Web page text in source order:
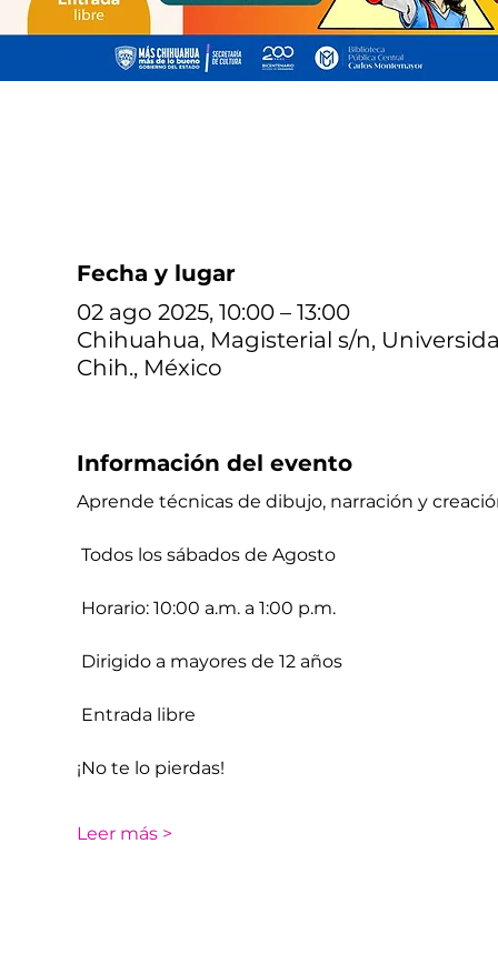
Fecha y lugar
02 ago 2025, 10:00 – 13:00
Chihuahua, Magisterial s/n,
Chih., México
Información del evento
Aprende técnicas de dibujo, narración y
Todos los sábados de Agosto
Horario: 10:00 a.m. a 1:00 p.m.
Dirigido a mayores de 12 años
Entrada libre
¡No te lo pierdas!
Leer más >